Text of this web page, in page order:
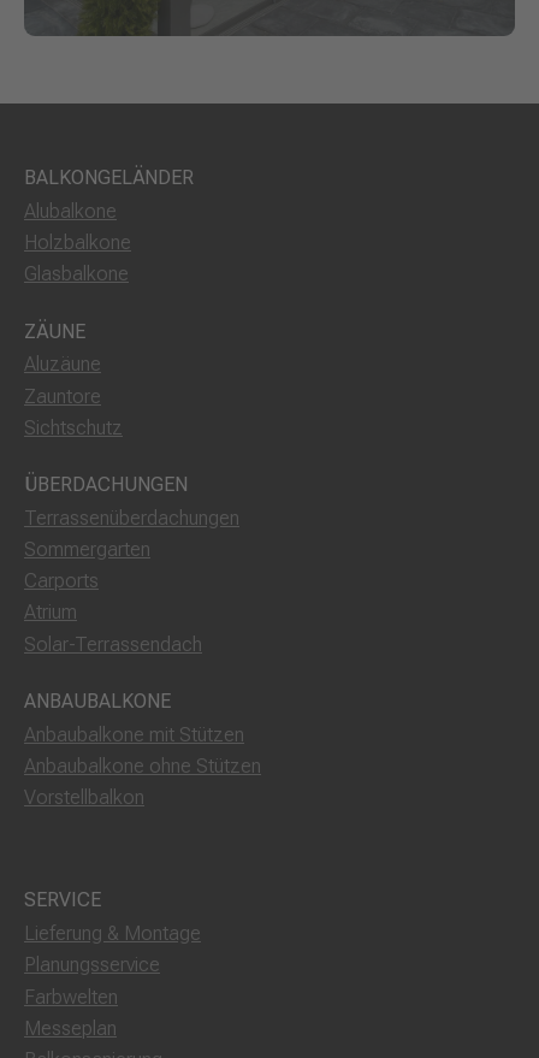
BALKONGELÄNDER
Alubalkone
Holzbalkone
Glasbalkone
ZÄUNE
Aluzäune
Zauntore
Sichtschutz
ÜBERDACHUNGEN
Terrassenüberdachungen
Sommergarten
Carports
Atrium
Solar-Terrassendach
ANBAUBALKONE
Anbaubalkone mit Stützen
Anbaubalkone ohne Stützen
Vorstellbalkon
SERVICE
Lieferung & Montage
Planungsservice
Farbwelten
Messeplan